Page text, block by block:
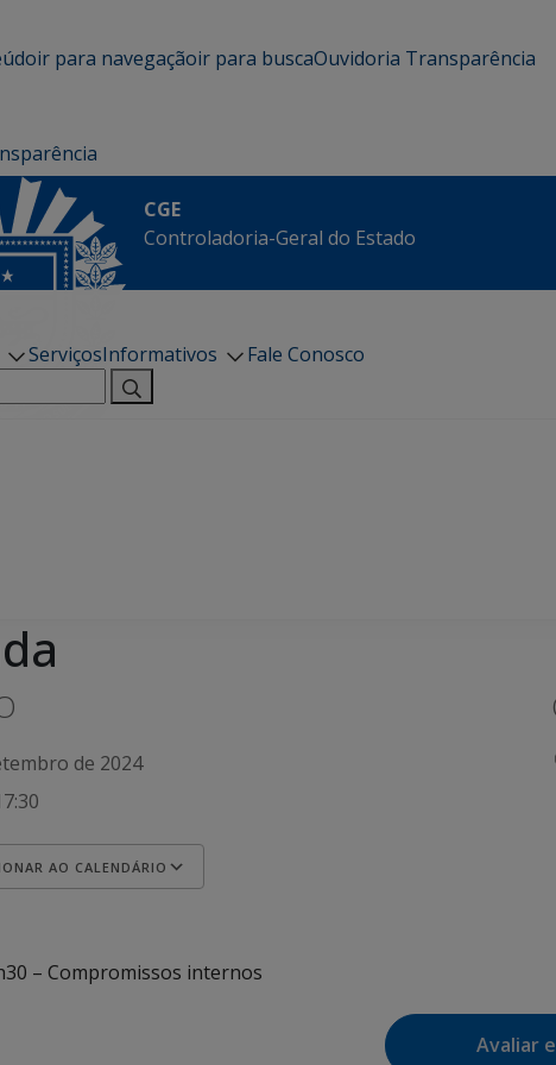
ir para navegaçãoir para buscaOuvidoria Transparência
CGE
Controladoria-Geral do Estado
ServiçosInformativos
Fale Conosco
de 2024
AO CALENDÁRIO
– Compromissos internos
Avaliar